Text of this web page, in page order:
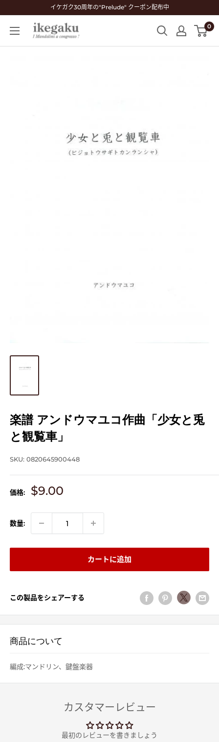
ン
イケガク30周年の"Prelude" クーポン配布中
Mandolin
&
0
楽譜 アンドウマユコ作曲「少女と兎
と観覧車」
SKU: 0820645900448
価格:
販
価
格
$9.00
数量:
カートに追加
この製品をシェアーする
商品について
編成:マンドリン、鍵盤楽器
カスタマーレビュー
最初のレビューを書きましょう